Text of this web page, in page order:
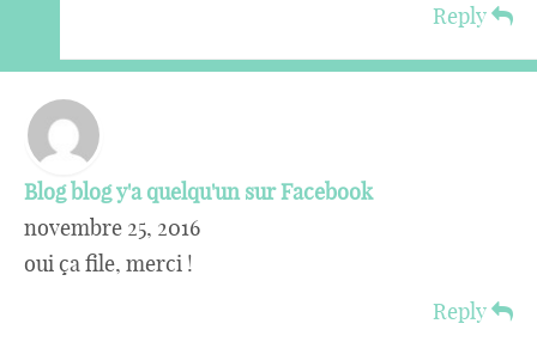
Reply
Blog blog y'a quelqu'un sur Facebook
novembre 25, 2016
oui ça file, merci !
Reply